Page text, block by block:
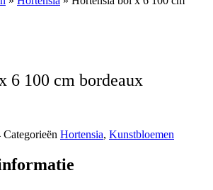
6 100 cm bordeaux
Categorieën Hortensia, Kunstbloemen